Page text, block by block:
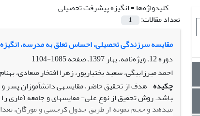
کلیدواژه‌ها =انگیزه پیشرفت تحصیلی
تعداد مقالات:
1
مقایسه سرزندگی تحصیلی، احساس تعلق به مدرسه،
دوره 12، ویژه‌نامه، بهار 1397، صفحه
1085-1104
احمد میرزابیگی، سعید بختیارپور، زهرا افتخار صعادی،
چکیده هدف از تحقیق حاضر، مقایسه­ی دانش­آموزان